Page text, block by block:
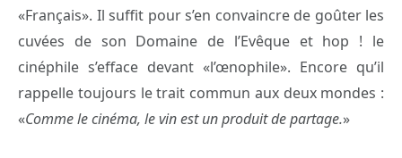
«Français». Il suffit pour s’en convaincre de goûter les
cuvées de son Domaine de l’Evêque et hop ! le
cinéphile s’efface devant «l’œnophile». Encore qu’il
rappelle toujours le trait commun aux deux mondes :
«Comme le cinéma, le vin est un produit de partage.»